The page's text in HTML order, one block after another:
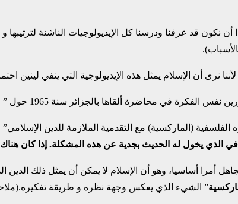
نكون قد عرفنا ودرسنا كل الإيديولوجيات الناشئة
نرى أن الإسلام يمثل هذه الإيديولوجية التي ينفي لينين
بالجزائر سنة 1965 حول ” الثقافة الإسلامية والإنسانية المعاصرة”.
الفلسفية (الماركسية) مع التقدمية الملازمة للدين
يخول له الحديث بجدية عن هذه المشكلة. إذا كان هناك
أمرا أساسيا، وهو أن الإسلام لا يمكن أن يمثل ذلك
” الشيء الذي يعكس وجهة نظره و طريقة